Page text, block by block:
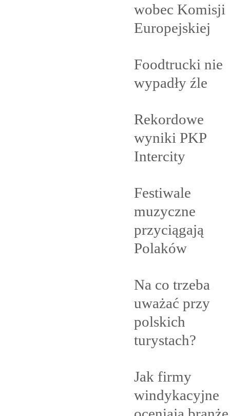
wobec Komisji
Europejskiej
Foodtrucki nie
wypadły źle
Rekordowe
wyniki PKP
Intercity
Festiwale
muzyczne
przyciągają
Polaków
Na co trzeba
uważać przy
polskich
turystach?
Jak firmy
windykacyjne